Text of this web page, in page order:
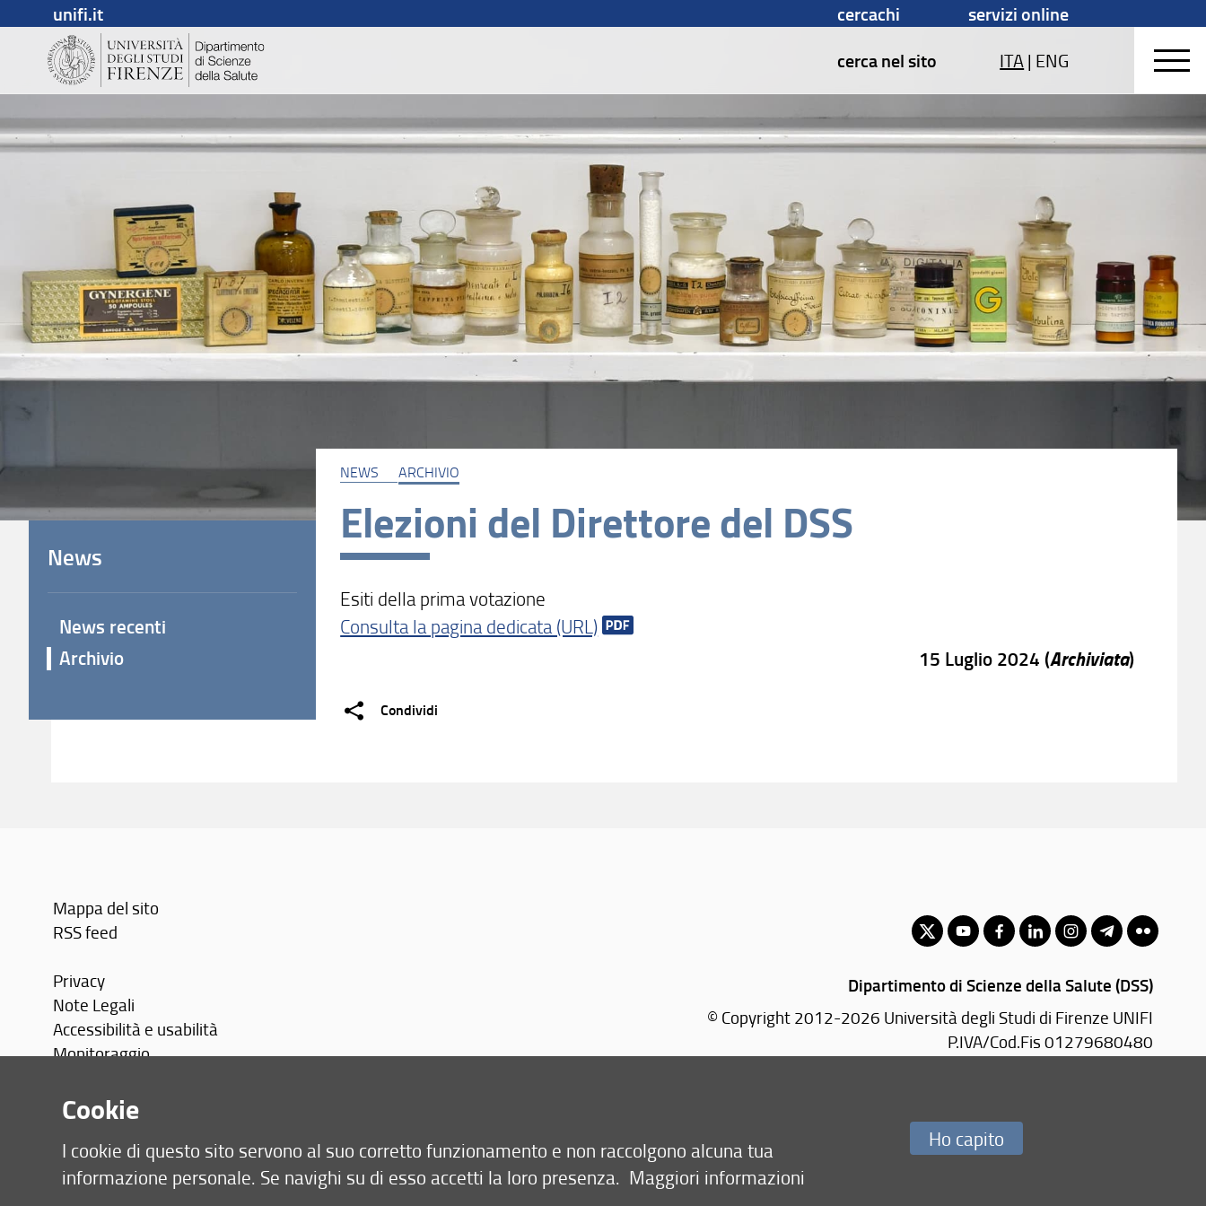
unifi.it cercachi
servizi online
cerca nel sito
ITA| ENG
NEWS ARCHIVIO
Elezioni del Direttore del DSS
Esiti della prima votazione
Consulta la pagina dedicata (URL)
15 Luglio 2024 (Archiviata)
Condividi
News
News recenti
Archivio
Mappa del sito
RSS feed
Privacy
Note Legali
Accessibilità e usabilità
Monitoraggio
Area personale
Dipartimento di Scienze della Salute (DSS)
© Copyright 2012-2026 Università degli Studi di Firenze UNIFI
P.IVA/Cod.Fis 01279680480
PEC:
Cookie
I cookie di questo sito servono al suo corretto funzionamento e non raccolgono alcuna tua
informazione personale. Se navighi su di esso accetti la loro presenza. Maggiori informazioni
Ho capito